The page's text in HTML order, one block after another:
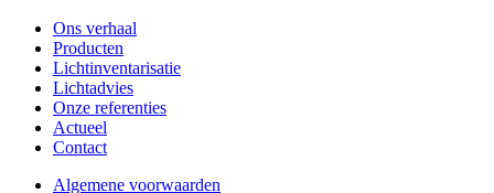
Ons verhaal
Producten
Lichtinventarisatie
Lichtadvies
Onze referenties
Actueel
Contact
Algemene voorwaarden